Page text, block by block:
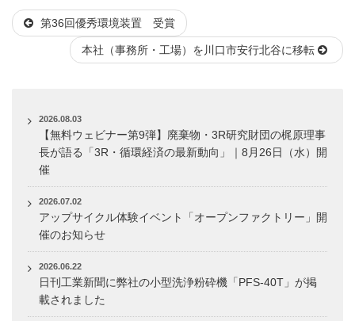
日:
ゴ
リ
ー
第36回優秀環境装置 受賞
本社（事務所・工場）を川口市安行北谷に移転
2026.08.03
【無料ウェビナー第9弾】廃棄物・3R研究財団の梶原理事
長が語る「3R・循環経済の最新動向」｜8月26日（水）開
催
2026.07.02
アップサイクル体験イベント「オープンファクトリー」開
催のお知らせ
2026.06.22
日刊工業新聞に弊社の小型洗浄粉砕機「PFS-40T」が掲
載されました